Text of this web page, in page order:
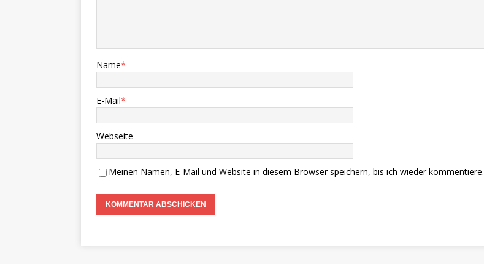
Name*
E-Mail*
Webseite
Meinen Namen, E-Mail und Website in diesem Browser speichern, bis ich wieder kommentiere.